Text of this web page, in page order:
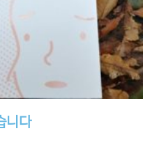
니다